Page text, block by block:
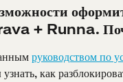
+ Runna.
руководством по
как